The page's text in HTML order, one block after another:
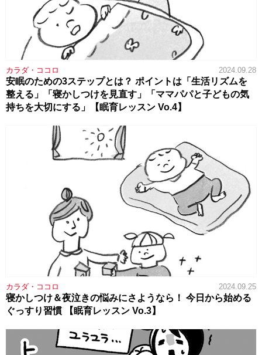
カラダ・ココロ 2024.09.28
安眠のための3ステップとは？ ポイントは「生活リズムを
整える」「寝かしつけを見直す」「ママパパと子どもの気
持ちを大切にする」【眠育レッスン Vo.4】
カラダ・ココロ 2024.09.25
寝かしつけ＆夜泣きの悩みにさようなら！ 今日から始める
ぐっすり習慣 【眠育レッスン Vo.3】